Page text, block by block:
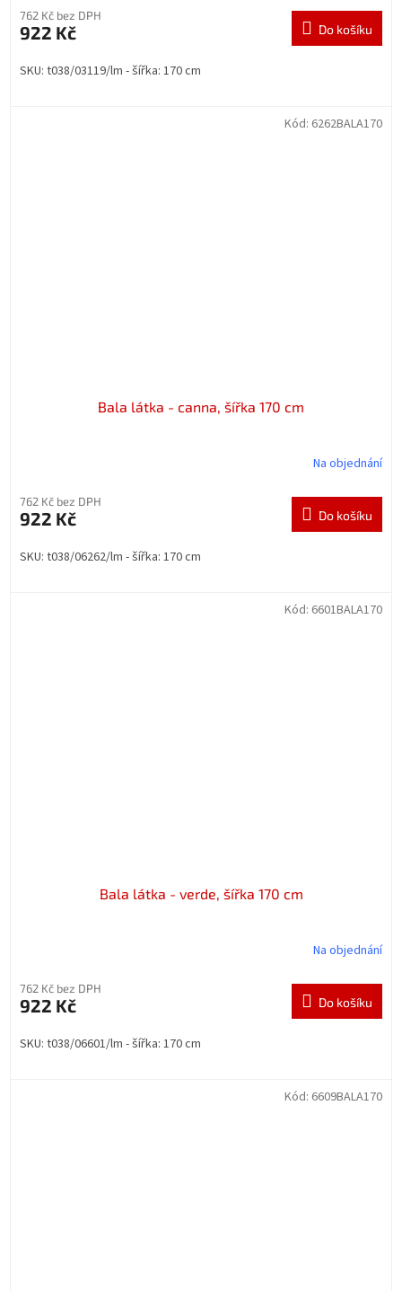
762 Kč bez DPH
922 Kč Do košíku
SKU: t038/03119/lm - šířka: 170 cm
Bala látka - canna, šířka 170 cm
Na objednání
762 Kč bez DPH
922 Kč Do košíku
SKU: t038/06262/lm - šířka: 170 cm
Kód: 6262BALA170
Bala látka - verde, šířka 170 cm
Na objednání
762 Kč bez DPH
922 Kč Do košíku
SKU: t038/06601/lm - šířka: 170 cm
Kód: 6601BALA170
Kód: 6609BALA170